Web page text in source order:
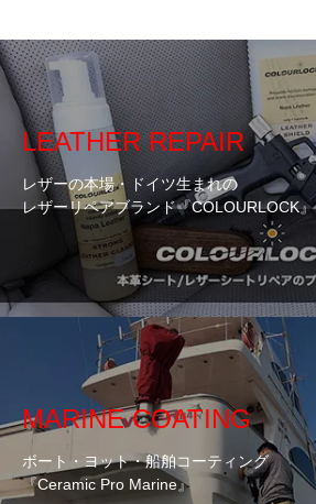
LEATHER REPAIR
レザーの本場・ドイツ生まれの
レザーリペアブランド『COLOURLOCK』
MARINE COATING
ボート・ヨット・船舶コーティング
『Ceramic Pro Marine』